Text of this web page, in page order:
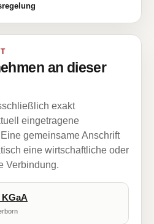
an dieser
exakt
eingetragene
gemeinsame Anschrift
eine wirtschaftliche oder
Verbindung.